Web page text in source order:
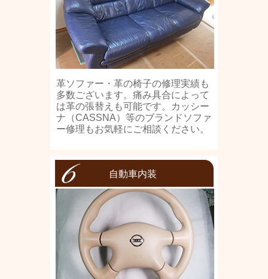
革ソファー・革の椅子の修理実績も
多数ございます。痛み具合によって
は革の張替えも可能です。カッシー
ナ（CASSNA）等のブランドソファ
ー修理もお気軽にご相談ください。
自動車内装